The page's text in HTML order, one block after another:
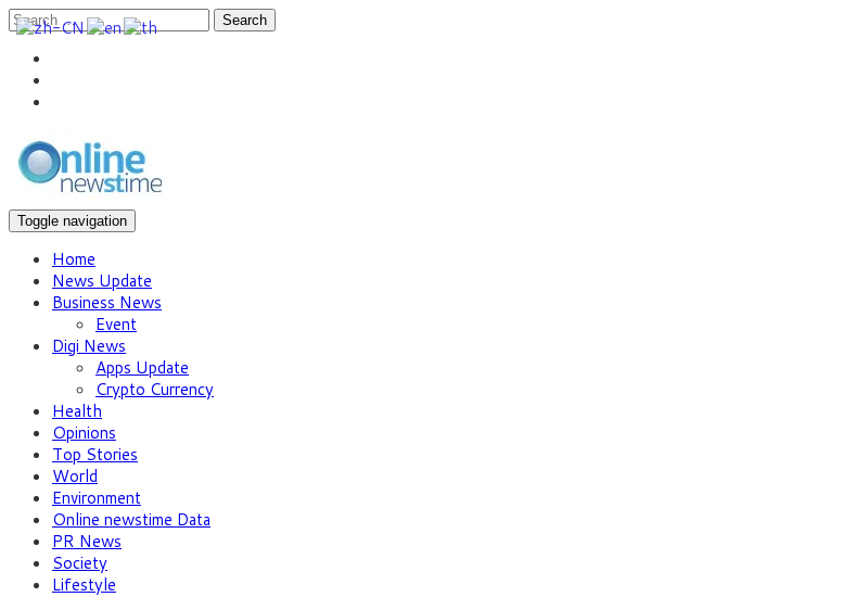
Search
Toggle navigation
Home
News Update
Business News
Event
Digi News
Apps Update
Crypto Currency
Health
Opinions
Top Stories
World
Environment
Online newstime Data
PR News
Society
Lifestyle